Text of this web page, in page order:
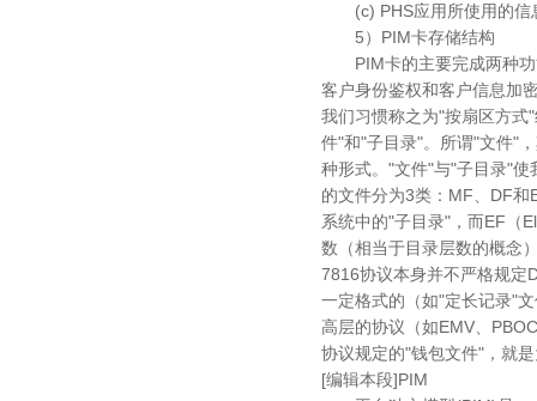
(c) PHS应用所使用的信
5）PIM卡存储结构
PIM卡的主要完成两种功
客户身份鉴权和客户信息加
我们习惯称之为"按扇区方式
件"和"子目录"。所谓"文件"
种形式。"文件"与"子目录"
的文件分为3类：MF、DF
系统中的"子目录"，而EF（
数（相当于目录层数的概念
7816协议本身并不严格规定
一定格式的（如"定长记录"
高层的协议（如EMV、
协议规定的"钱包文件"，就
[编辑本段]PIM